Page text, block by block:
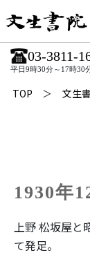
03-3811-
平日9時30分～17時30
TOP 文生
1930年
上野 松坂屋と
て発足。